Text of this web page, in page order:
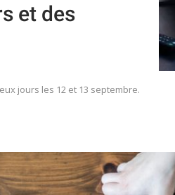
et des
jours les 12 et 13 septembre.